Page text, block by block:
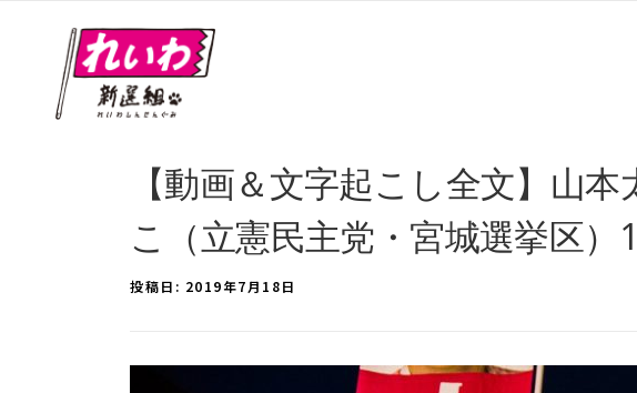
【動画＆文字起こし全文】山
こ（立憲民主党・宮城選挙区
投稿日: 2019年7月18日